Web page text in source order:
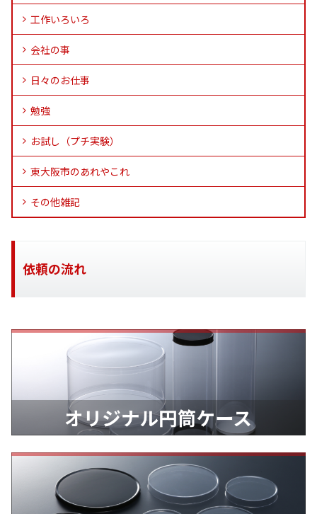
工作いろいろ
会社の事
日々のお仕事
勉強
お試し（プチ実験）
東大阪市のあれやこれ
その他雑記
依頼の流れ